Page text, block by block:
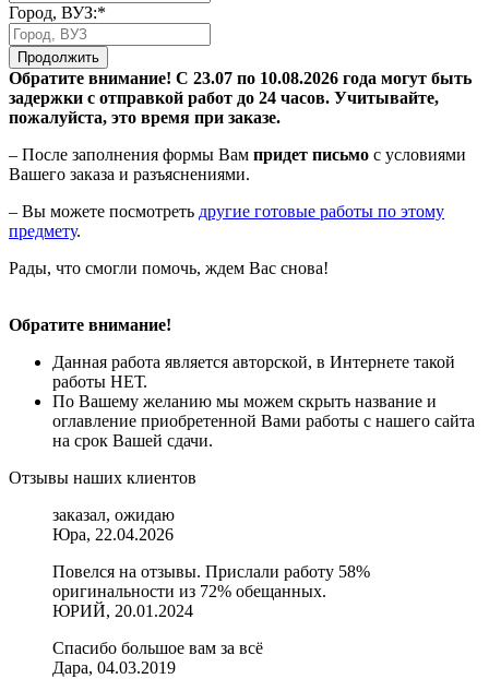
Город, ВУЗ:*
Продолжить
Обратите внимание! С 23.07 по 10.08.2026 года могут быть
задержки с отправкой работ до 24 часов. Учитывайте,
пожалуйста, это время при заказе.
– После заполнения формы Вам придет письмо с условиями
Вашего заказа и разъяснениями.
– Вы можете посмотреть другие готовые работы по этому
предмету.
Рады, что смогли помочь, ждем Вас снова!
Обратите внимание!
Данная работа является авторской, в Интернете такой
работы НЕТ.
По Вашему желанию мы можем скрыть название и
оглавление приобретенной Вами работы с нашего сайта
на срок Вашей сдачи.
Отзывы наших клиентов
заказал, ожидаю
Юра, 22.04.2026
Повелся на отзывы. Прислали работу 58%
оригинальности из 72% обещанных.
ЮРИЙ, 20.01.2024
Спасибо большое вам за всё
Дара, 04.03.2019